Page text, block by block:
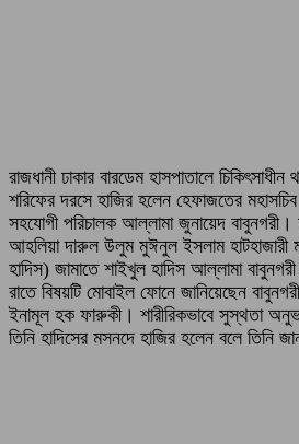
রাজধানী ঢাকার বারডেম হাসপাতালে
শরিফের দরসে হাজির হলেন হেফাজতের মহাসচিব
সহযোগী পরিচালক আল্লামা জুনায়েদ
আহলিয়া দারুল উলুম মুঈনুল ইসলাম হাটহাজারী
হাদিস) জামাতে শাইখুল হাদিস আল্লামা
রাতে বিষয়টি মোবাইল ফোনে জানিয়েছেন
ইনামূল হক ফারুকী। শারীরিকভাবে সুস্থতা
তিনি হাদিসের মসনদে হাজির হলেন বলে তিনি